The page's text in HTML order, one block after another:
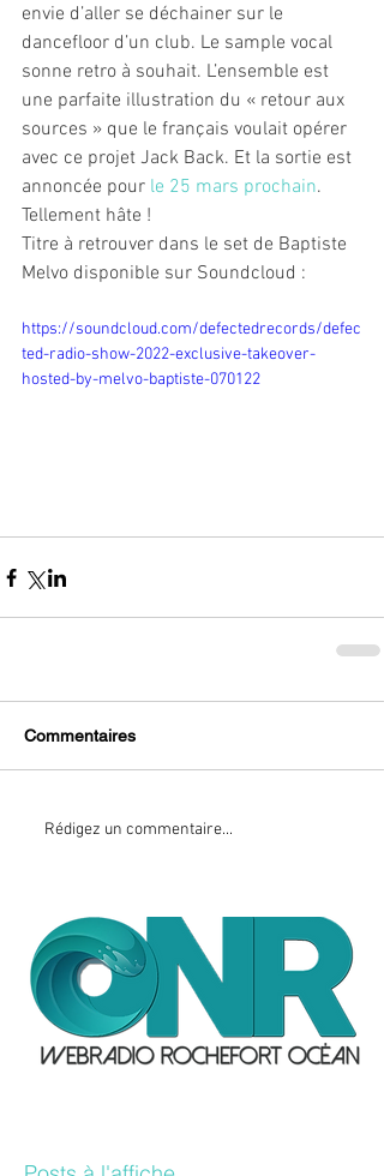
envie d’aller se déchainer sur le
dancefloor d’un club. Le sample vocal
sonne retro à souhait. L’ensemble est
une parfaite illustration du « retour aux
sources » que le français voulait opérer
avec ce projet Jack Back. Et la sortie est
annoncée pour le 25 mars prochain.
Tellement hâte !
Titre à retrouver dans le set de Baptiste
Melvo disponible sur Soundcloud :
https://soundcloud.com/defectedrecords/defec
ted-radio-show-2022-exclusive-takeover-
hosted-by-melvo-baptiste-070122
Commentaires
Rédigez un commentaire...